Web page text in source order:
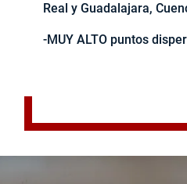
Real y Guadalajara,
-MUY ALTO puntos